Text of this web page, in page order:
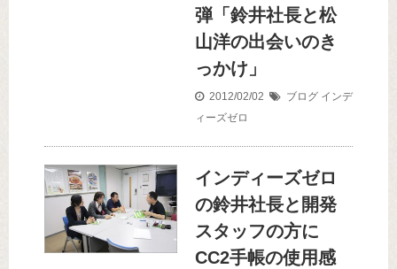
弾「鈴井社長と松
山洋の出会いのき
っかけ」
2012/02/02 ブログ インデ
ィーズゼロ
インディーズゼロ
の鈴井社長と開発
スタッフの方に
CC2手帳の使用感